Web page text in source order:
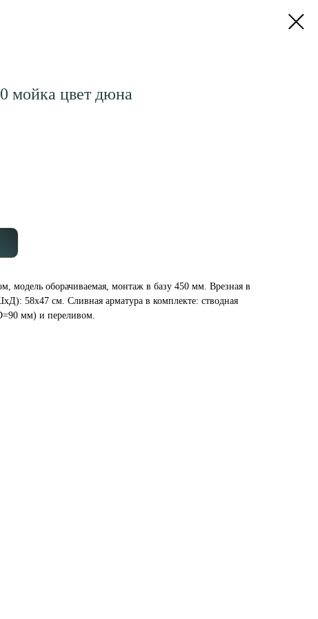
мойка цвет дюна
модель оборачиваемая, монтаж в базу 450 мм. Врезная в
58x47 см. Сливная арматура в комплекте: стводная
мм) и переливом.